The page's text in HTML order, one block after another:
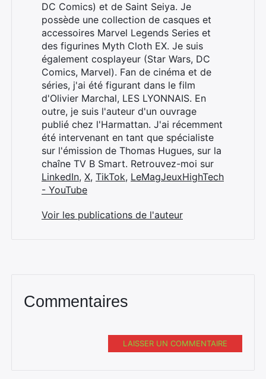
DC Comics) et de Saint Seiya. Je
possède une collection de casques et
accessoires Marvel Legends Series et
des figurines Myth Cloth EX. Je suis
également cosplayeur (Star Wars, DC
Comics, Marvel). Fan de cinéma et de
séries, j'ai été figurant dans le film
d'Olivier Marchal, LES LYONNAIS. En
outre, je suis l'auteur d'un ouvrage
publié chez l'Harmattan. J'ai récemment
été intervenant en tant que spécialiste
sur l'émission de Thomas Hugues, sur la
chaîne TV B Smart. Retrouvez-moi sur
LinkedIn, X, TikTok, LeMagJeuxHighTech
- YouTube
Voir les publications de l'auteur
Commentaires
LAISSER UN COMMENTAIRE